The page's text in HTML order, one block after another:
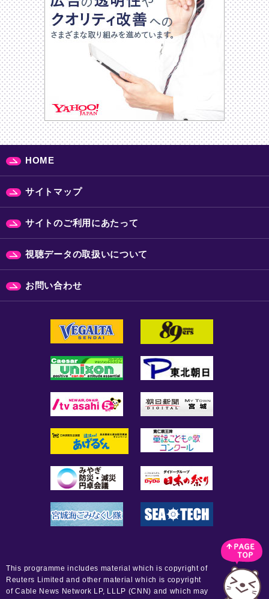
HOME
サイトマップ
サイトのご利用にあたって
視聴データの取扱いについて
お問い合わせ
This programme includes material which is copyright of
Reuters Limited and other material which is copyright
of Cable News Network LP, LLLP (CNN) and which may